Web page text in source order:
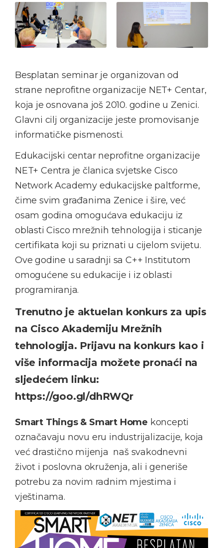
Besplatan seminar je organizovan od
strane neprofitne organizacije NET+ Centar,
koja je osnovana još 2010. godine u Zenici.
Glavni cilj organizacije jeste promovisanje
informatičke pismenosti.
Edukacijski centar neprofitne organizacije
NET+ Centra je članica svjetske Cisco
Network Academy edukacijske paltforme,
čime svim građanima Zenice i šire, već
osam godina omogućava edukaciju iz
oblasti Cisco mrežnih tehnologija i sticanje
certifikata koji su priznati u cijelom svijetu.
Ove godine u saradnji sa C++ Institutom
omogućene su edukacije i iz oblasti
programiranja.
Trenutno je aktuelan konkurs za upis
na Cisco Akademiju Mrežnih
tehnologija. Prijavu na konkurs kao i
više informacija možete pronaći na
sljedećem linku:
https://goo.gl/dhRWQr
Smart Things & Smart Home koncepti
označavaju novu eru industrijalizacije, koja
već drastično mijenja naš svakodnevni
život i poslovna okruženja, ali i generiše
potrebu za novim radnim mjestima i
vještinama.